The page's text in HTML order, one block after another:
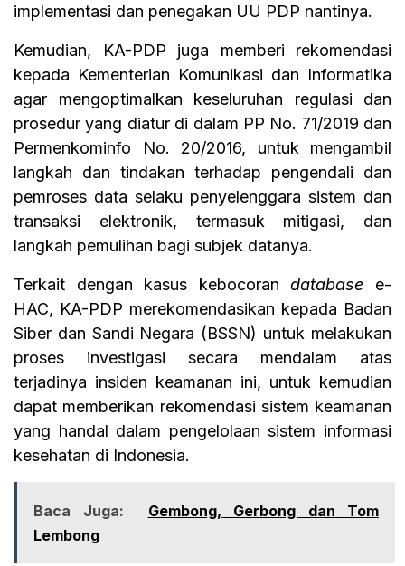
implementasi dan penegakan UU PDP nantinya.
Kemudian, KA-PDP juga memberi rekomendasi
kepada Kementerian Komunikasi dan Informatika
agar mengoptimalkan keseluruhan regulasi dan
prosedur yang diatur di dalam PP No. 71/2019 dan
Permenkominfo No. 20/2016, untuk mengambil
langkah dan tindakan terhadap pengendali dan
pemroses data selaku penyelenggara sistem dan
transaksi elektronik, termasuk mitigasi, dan
langkah pemulihan bagi subjek datanya.
Terkait dengan kasus kebocorandatabase e-
HAC, KA-PDP merekomendasikan kepada Badan
Siber dan Sandi Negara (BSSN) untuk melakukan
proses investigasi secara mendalam atas
terjadinya insiden keamanan ini, untuk kemudian
dapat memberikan rekomendasi sistem keamanan
yang handal dalam pengelolaan sistem informasi
kesehatan di Indonesia.
Baca Juga:
Gembong, Gerbong dan Tom
Lembong